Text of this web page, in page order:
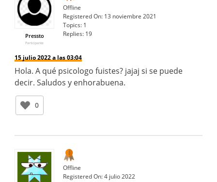
Pressto
Participante
Offline
Registered On: 13 noviembre 2021
Topics: 1
Replies: 19
15 julio 2022 a las 03:04
Hola. A qué psicologo fuistes? jajaj si se puede
decir. Saludos y enhorabuena.
0
Offline
Registered On:4 julio 2022